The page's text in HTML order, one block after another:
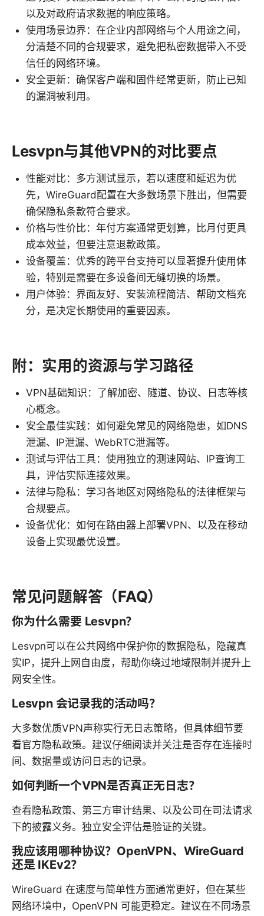
以及对政府请求数据的响应策略。
使用场景边界：在企业内部网络与个人用途之间，
分清楚不同的合规要求，避免把私密数据带入不受
信任的网络环境。
安全更新：确保客户端和固件经常更新，防止已知
的漏洞被利用。
Lesvpn与其他VPN的对比要点
性能对比：多方测试显示，若以速度和延迟为优
先，WireGuard配置在大多数场景下胜出，但需要
确保隐私条款符合要求。
价格与性价比：年付方案通常更划算，比月付更具
成本效益，但要注意退款政策。
设备覆盖：优秀的跨平台支持可以显著提升使用体
验，特别是需要在多设备间无缝切换的场景。
用户体验：界面友好、安装流程简洁、帮助文档充
分，是决定长期使用的重要因素。
附：实用的资源与学习路径
VPN基础知识：了解加密、隧道、协议、日志等核
心概念。
安全最佳实践：如何避免常见的网络隐患，如DNS
泄漏、IP泄漏、WebRTC泄漏等。
测试与评估工具：使用独立的测速网站、IP查询工
具，评估实际连接效果。
法律与隐私：学习各地区对网络隐私的法律框架与
合规要点。
设备优化：如何在路由器上部署VPN、以及在移动
设备上实现最优设置。
常见问题解答（FAQ）
你为什么需要 Lesvpn？
Lesvpn可以在公共网络中保护你的数据隐私，隐藏真
实IP，提升上网自由度，帮助你绕过地域限制并提升上
网安全性。
Lesvpn 会记录我的活动吗？
大多数优质VPN声称实行无日志策略，但具体细节要
看官方隐私政策。建议仔细阅读并关注是否存在连接时
间、数据量或访问日志的记录。
如何判断一个VPN是否真正无日志？
查看隐私政策、第三方审计结果、以及公司在司法请求
下的披露义务。独立安全评估是验证的关键。
我应该用哪种协议？OpenVPN、WireGuard
还是 IKEv2？
WireGuard 在速度与简单性方面通常更好，但在某些
网络环境中，OpenVPN 可能更稳定。建议在不同场景